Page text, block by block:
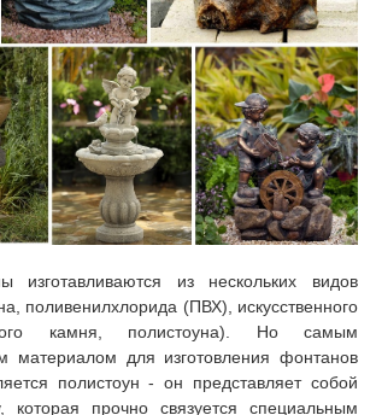
изготавливаются из нескольких видов
поливенилхлорида (ПВХ), искусственного
камня, полистоуна). Но самым
материалом для изготовления фонтанов
полистоун - он представляет собой
которая прочно связуется специальным